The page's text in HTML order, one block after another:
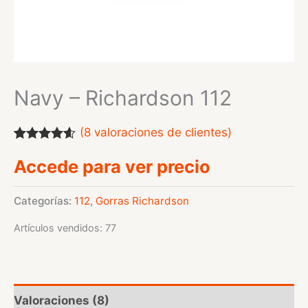
Navy – Richardson 112
con4.50 de
5 en base
a
valoraciones
de
(8valoraciones de clientes)
Accede para ver precio
Categorías: 112, Gorras Richardson
Artículos vendidos: 77
Valoraciones (8)